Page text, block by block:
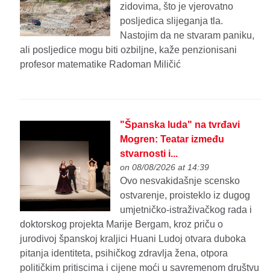
zidovima, što je vjerovatno
posljedica slijeganja tla.
Nastojim da ne stvaram paniku,
ali posljedice mogu biti ozbiljne, kaže penzionisani
profesor matematike Radoman Miličić
"Španska luda" na tvrđavi
Mogren: Teatar između
stvarnosti i...
on 08/08/2026 at 14:39
Ovo nesvakidašnje scensko
ostvarenje, proisteklo iz dugog
umjetničko-istraživačkog rada i
doktorskog projekta Marije Bergam, kroz priču o
jurodivoj španskoj kraljici Huani Ludoj otvara duboka
pitanja identiteta, psihičkog zdravlja žena, otpora
političkim pritiscima i cijene moći u savremenom društvu